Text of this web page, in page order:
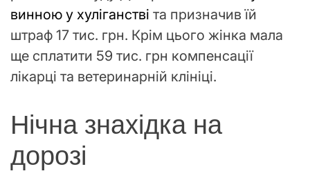
винною у хуліганстві та призначив їй
штраф 17 тис. грн. Крім цього жінка мала
ще сплатити 59 тис. грн компенсації
лікарці та ветеринарній клініці.
Нічна знахідка на
дорозі